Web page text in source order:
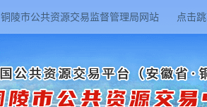
铜陵市公共资源交易监督管理局网站 点击